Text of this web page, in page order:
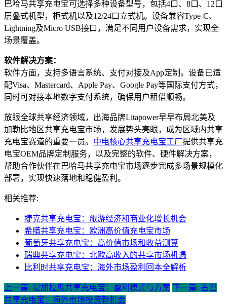
巴哈马共享充电宝可选择多种设备型号，包括4口、8口、12口
层叠式机型，柜式机以及12/24口立式机。设备兼容Type-C、
Lightning及Micro USB接口，满足不同用户设备需求，实现全
场景覆盖。
软件解决方案：
软件方面，支持多语言系统、支付对接及App定制。设备已适
配Visa、Mastercard、Apple Pay、Google Pay等国际支付方式，
同时可对接本地数字支付系统，确保用户租借顺畅。
放眼全球共享经济领域，出海品牌Litapower早早布局北美及
加勒比地区共享充电宝市场，发展势头亮眼，成为区域内共享
充电宝赛道的重要一员。 中电核心共享充电宝工厂提供共享充
电宝OEM品牌定制服务，以及完整的软件、硬件解决方案，
帮助合作伙伴在巴哈马共享充电宝市场逐步完成多场景规模化
部署，实现快速落地和稳健盈利。
相关推荐:
捷克共享充电宝：旅游经济和商业化增长机会
希腊共享充电宝：欧洲高价值充电宝市场
葡萄牙共享充电宝：高价值市场和收益测算
瑞典共享充电宝：北欧高收入的共享市场机遇
比利时共享充电宝：海外市场盈利回本全解析
上一篇: 尼加拉瓜共享充电宝：盈利模式与方案 下一篇: 古巴
共享充电宝：海外市场投资新机会